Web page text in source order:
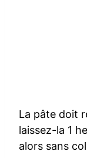
La pâte doit
laissez-la 1
alors sans